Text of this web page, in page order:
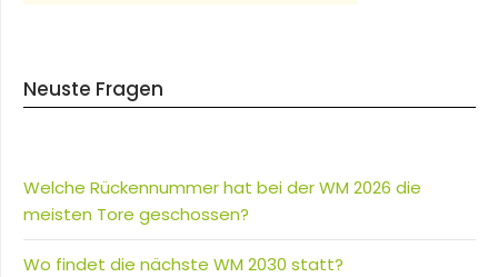
Neuste Fragen
Welche Rückennummer hat bei der WM 2026 die
meisten Tore geschossen?
Wo findet die nächste WM 2030 statt?